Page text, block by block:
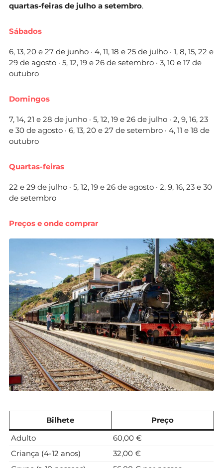
quartas-feiras de julho a setembro.
Sábados
6, 13, 20 e 27 de junho · 4, 11, 18 e 25 de julho · 1, 8, 15, 22 e
29 de agosto · 5, 12, 19 e 26 de setembro · 3, 10 e 17 de
outubro
Domingos
7, 14, 21 e 28 de junho · 5, 12, 19 e 26 de julho · 2, 9, 16, 23
e 30 de agosto · 6, 13, 20 e 27 de setembro · 4, 11 e 18 de
outubro
Quartas-feiras
22 e 29 de julho · 5, 12, 19 e 26 de agosto · 2, 9, 16, 23 e 30
de setembro
Preços e onde comprar
Bilhete
Preço
Adulto
60,00 €
Criança (4-12 anos)
32,00 €